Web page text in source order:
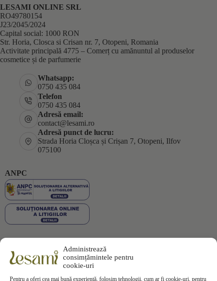
LESAMI ONLINE SRL
RO49780154
J23/2045/2024
Capital social: 1000 RON
Str. Horia, Closca si Crisan nr. 7, Otopeni, Romania
Activitate principală 4775 – Comerț cu amănuntul al produselor
cosmetice și de parfumerie
Whatsapp:
0750 435 084
Telefon
0750 435 084
Adresă email:
contact@lesami.ro
Adresă punct de lucru:
Strada Horia Cloșca și Crișan 7, Otopeni, Ilfov
075100
ANPC
Plata securizată
Administrează
consimțămintele pentru
cookie-uri
Pentru a oferi cea mai bună experiență, folosim tehnologii, cum ar fi cookie-uri, pentru